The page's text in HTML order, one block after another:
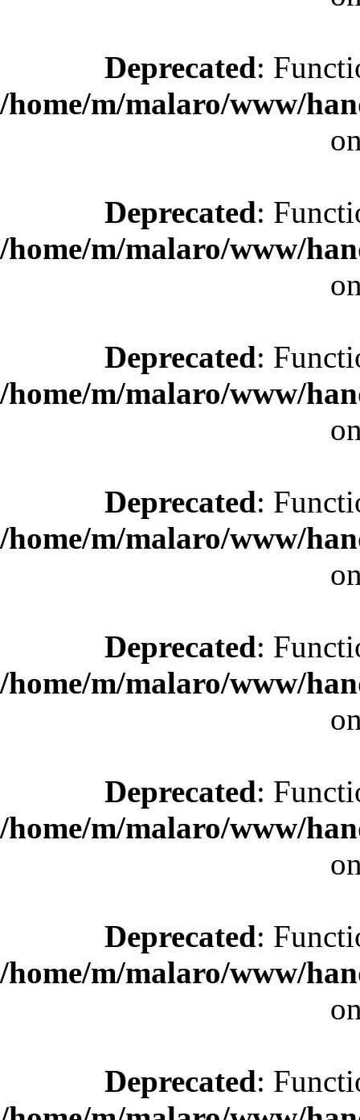
Deprecated:
/home/m/malaro/www/
Deprecated:
/home/m/malaro/www/
Deprecated:
/home/m/malaro/www/
Deprecated:
/home/m/malaro/www/
Deprecated:
/home/m/malaro/www/
Deprecated:
/home/m/malaro/www/
Deprecated:
/home/m/malaro/www/
Deprecated: